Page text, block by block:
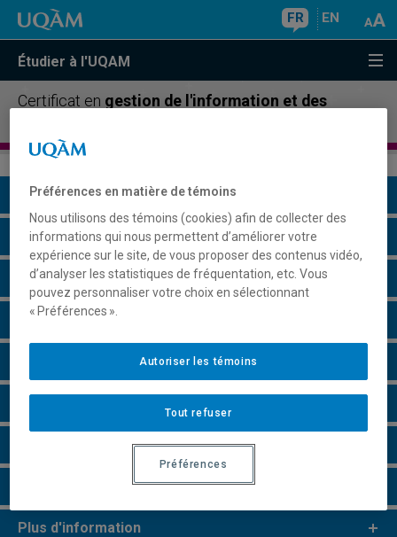
FR EN
Étudier à l'UQAM
Certificat en gestion de l'information et des
Présentation du programme
Conditions d'admission
Cours à suivre et horaires
Grille de cheminement
Remarques et règlements
Faire une demande d'admission
Plus d'information
Préférences en matière de témoins
Nous utilisons des témoins (cookies) afin de collecter des
informations qui nous permettent d’améliorer votre
expérience sur le site, de vous proposer des contenus vidéo,
d’analyser les statistiques de fréquentation, etc. Vous
pouvez personnaliser votre choix en sélectionnant
« Préférences ».
Tout refuser
Autoriser les témoins
Préférences